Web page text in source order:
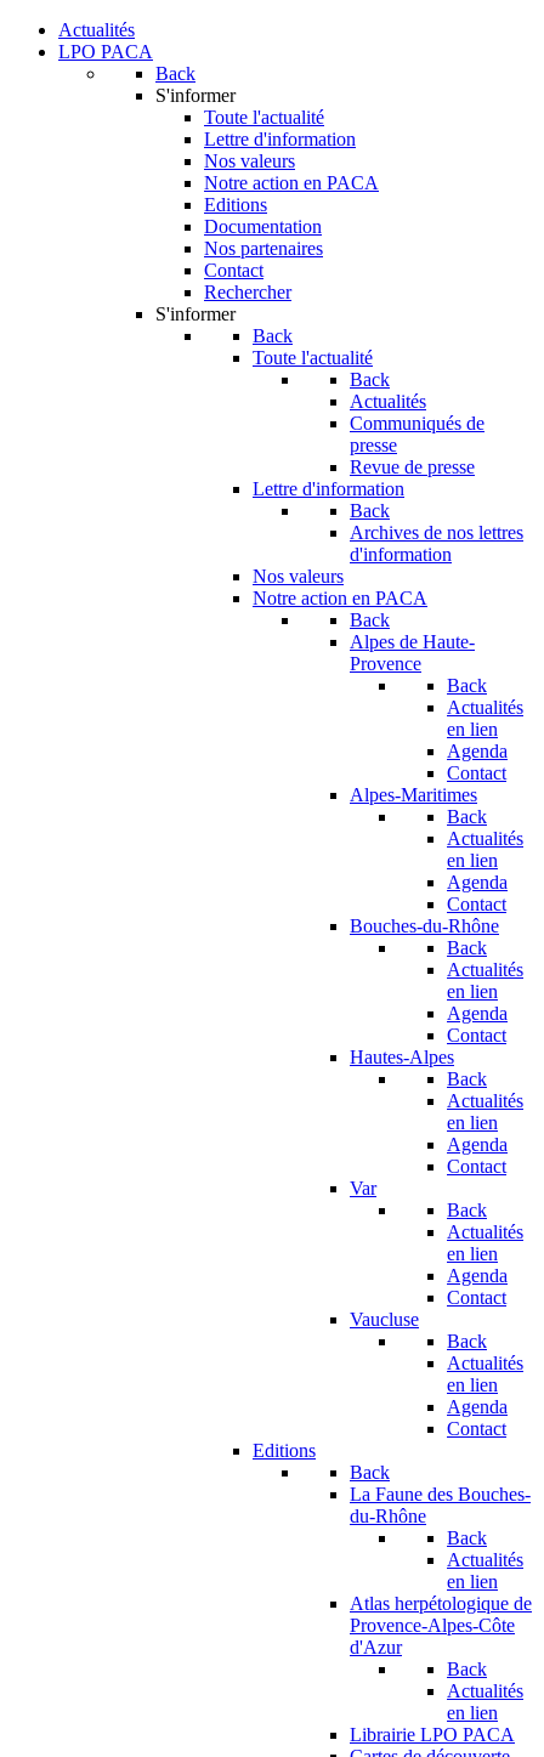
Actualités
LPO PACA
Back
S'informer
Toute l'actualité
Lettre d'information
Nos valeurs
Notre action en PACA
Editions
Documentation
Nos partenaires
Contact
Rechercher
S'informer
Back
Toute l'actualité
Back
Actualités
Communiqués de
presse
Revue de presse
Lettre d'information
Back
Archives de nos lettres
d'information
Nos valeurs
Notre action en PACA
Back
Alpes de Haute-
Provence
Back
Actualités
en lien
Agenda
Contact
Alpes-Maritimes
Back
Actualités
en lien
Agenda
Contact
Bouches-du-Rhône
Back
Actualités
en lien
Agenda
Contact
Hautes-Alpes
Back
Actualités
en lien
Agenda
Contact
Var
Back
Actualités
en lien
Agenda
Contact
Vaucluse
Back
Actualités
en lien
Agenda
Contact
Editions
Back
La Faune des Bouches-
du-Rhône
Back
Actualités
en lien
Atlas herpétologique de
Provence-Alpes-Côte
d'Azur
Back
Actualités
en lien
Librairie LPO PACA